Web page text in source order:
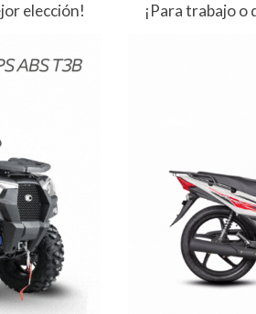
elección! ¡Para trabajo o